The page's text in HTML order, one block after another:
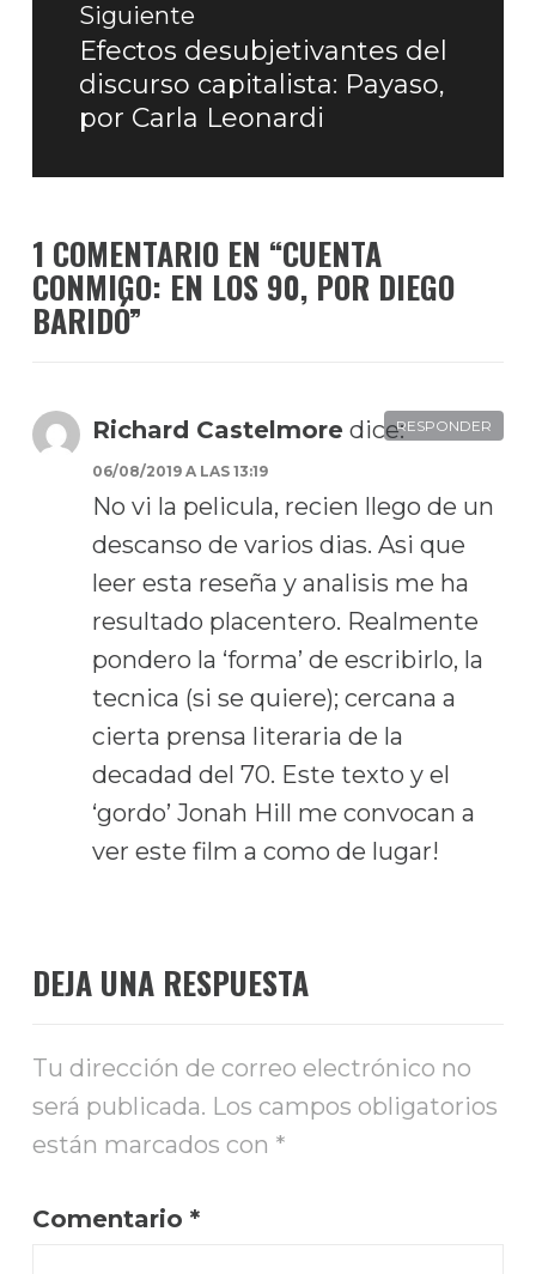
Siguiente
Entrada
siguiente:
Efectos desubjetivantes del
discurso capitalista: Payaso,
por Carla Leonardi
1 COMENTARIO EN “CUENTA
CONMIGO: EN LOS 90, POR DIEGO
BARIDÓ”
Richard Castelmore dice:
06/08/2019 A LAS 13:19
No vi la pelicula, recien llego de un
descanso de varios dias. Asi que
leer esta reseña y analisis me ha
resultado placentero. Realmente
pondero la ‘forma’ de escribirlo, la
tecnica (si se quiere); cercana a
cierta prensa literaria de la
decadad del 70. Este texto y el
‘gordo’ Jonah Hill me convocan a
ver este film a como de lugar!
RESPONDER
DEJA UNA RESPUESTA
Tu dirección de correo electrónico no
será publicada. Los campos obligatorios
están marcados con *
Comentario *